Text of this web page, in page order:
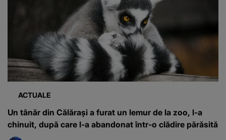
ACTUALE
Un tânăr din Călărași a furat un lemur de la zoo, l-a
chinuit, după care l-a abandonat într-o clădire părăsită